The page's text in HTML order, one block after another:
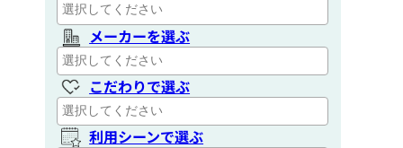
メーカーを選ぶ
こだわりで選ぶ
利用シーンで選ぶ